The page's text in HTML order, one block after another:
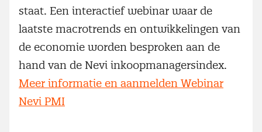
staat. Een interactief webinar waar de
laatste macrotrends en ontwikkelingen van
de economie worden besproken aan de
hand van de Nevi inkoopmanagersindex.
Meer informatie en aanmelden Webinar
Nevi PMI